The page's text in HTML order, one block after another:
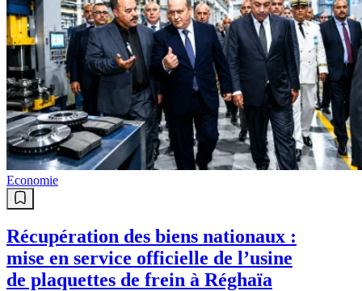
Economie
Récupération des biens nationaux :
mise en service officielle de l’usine
de plaquettes de frein à Réghaïa